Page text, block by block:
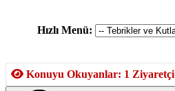
Hızlı Menü:
Konuyu Okuyanlar: 1 Ziyaretçi